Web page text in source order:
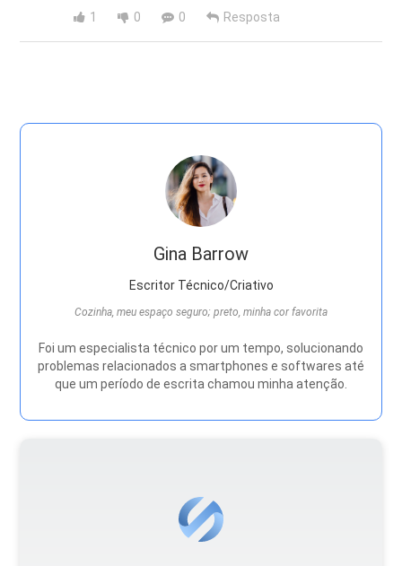
1 0 0 Resposta
Gina Barrow
Escritor Técnico/Criativo
Cozinha, meu espaço seguro; preto, minha cor favorita
Foi um especialista técnico por um tempo, solucionando
problemas relacionados a smartphones e softwares até
que um período de escrita chamou minha atenção.